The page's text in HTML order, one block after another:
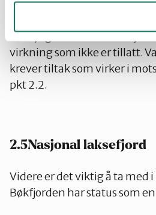
Utslippene i fjorden som
bunnfauna, tilfører vannet
slam, og tilfører vannet
virkning som ikke er tillatt.
krever tiltak som virker i
pkt 2.2.
2.5Nasjonal laksefjord
Videre er det viktig å ta med
Bøkfjorden har status som